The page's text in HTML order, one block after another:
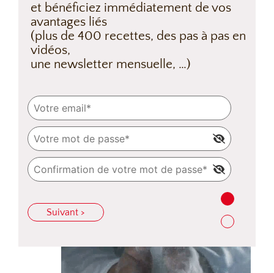
et bénéficiez immédiatement de vos
avantages liés
(plus de 400 recettes, des pas à pas en
vidéos,
une newsletter mensuelle, …)
Suivant >